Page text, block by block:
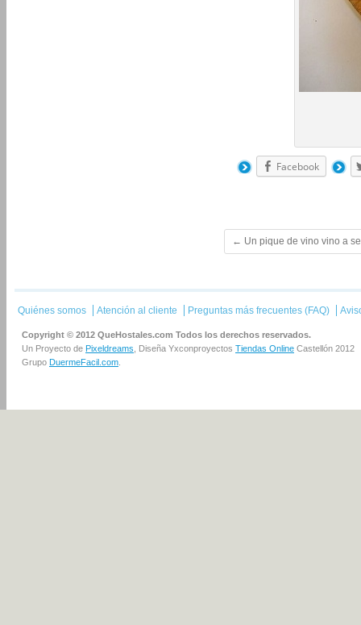
Facebook
← Un pique de vino vino a
Quiénes somos Atención al cliente Preguntas más frecuentes (FAQ)
Copyright © 2012 QueHostales.com Todos los derechos reservados.
Un Proyecto de Pixeldreams , Diseña Yxconproyectos Tiendas Online Castellón 2012
Grupo DuermeFacil.com